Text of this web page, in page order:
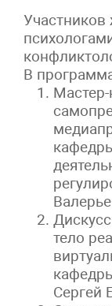
Участников
В
тело
Сергей